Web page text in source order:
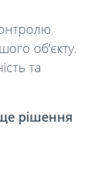
об’єкту.
та
рішення